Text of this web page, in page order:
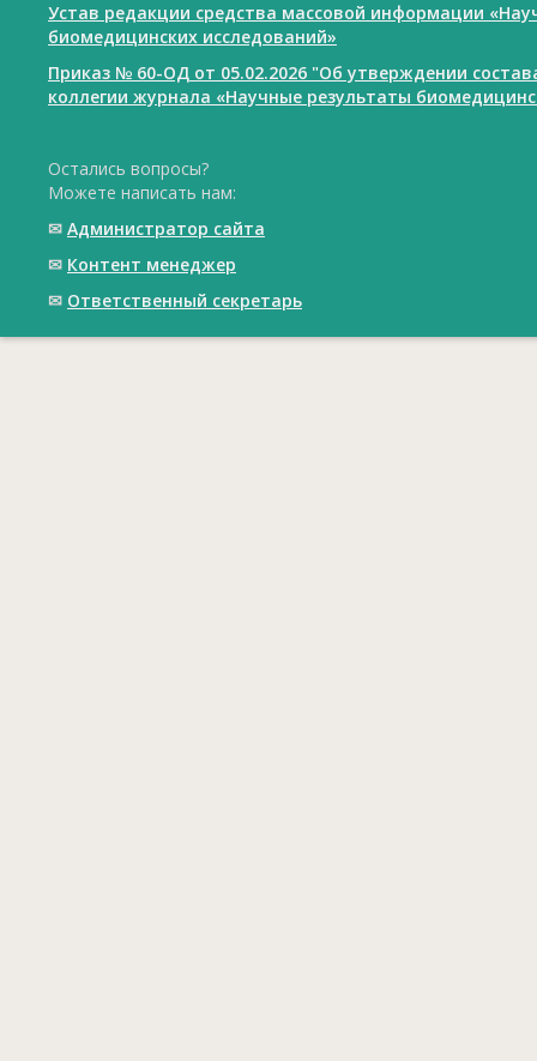
Устав редакции средства массовой информации
биомедицинских исследований»
Приказ № 60-ОД от 05.02.2026 "Об утверждении
коллегии журнала «Научные результаты
Остались вопросы?
Можете написать нам:
✉ Администратор сайта
✉ Контент менеджер
✉ Ответственный cекретарь